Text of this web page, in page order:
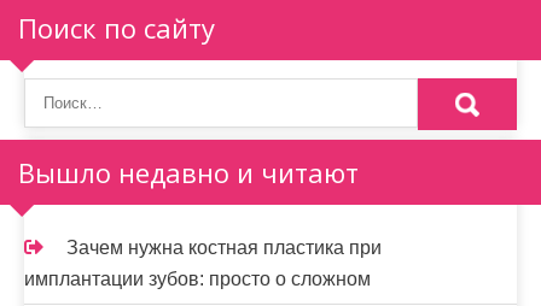
Поиск по сайту
Вышло недавно и читают
Зачем нужна костная пластика при
имплантации зубов: просто о сложном